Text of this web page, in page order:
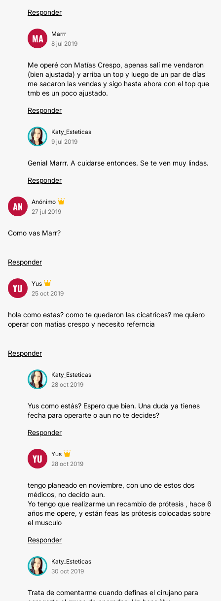
Responder
MA
Marrr
8 jul 2019
Me operé con Matías Crespo, apenas salí me vendaron
(bien ajustada) y arriba un top y luego de un par de días
me sacaron las vendas y sigo hasta ahora con el top que
tmb es un poco ajustado.
Responder
Katy_Esteticas
9 jul 2019
Genial Marrr. A cuidarse entonces. Se te ven muy lindas.
Responder
AN
Anónimo
27 jul 2019
Como vas Marr?
Responder
YU
Yus
25 oct 2019
hola como estas? como te quedaron las cicatrices? me quiero
operar con matias crespo y necesito referncia
Responder
Katy_Esteticas
28 oct 2019
Yus como estás? Espero que bien. Una duda ya tienes
fecha para operarte o aun no te decides?
Responder
YU
Yus
28 oct 2019
tengo planeado en noviembre, con uno de estos dos
médicos, no decido aun.
Yo tengo que realizarme un recambio de prótesis , hace 6
años me opere, y están feas las prótesis colocadas sobre
el musculo
Responder
Katy_Esteticas
30 oct 2019
Trata de comentarme cuando definas el cirujano para